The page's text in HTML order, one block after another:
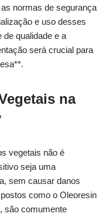
normas de segurança
e uso desses
de qualidade e a
será crucial para
na
vegetais não é
seja uma
sem causar danos
como o Oleoresin
são comumente